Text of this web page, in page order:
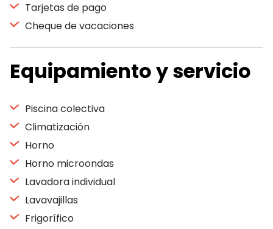
Tarjetas de pago
Cheque de vacaciones
Equipamiento y servicio
Piscina colectiva
Climatización
Horno
Horno microondas
Lavadora individual
Lavavajillas
Frigorífico